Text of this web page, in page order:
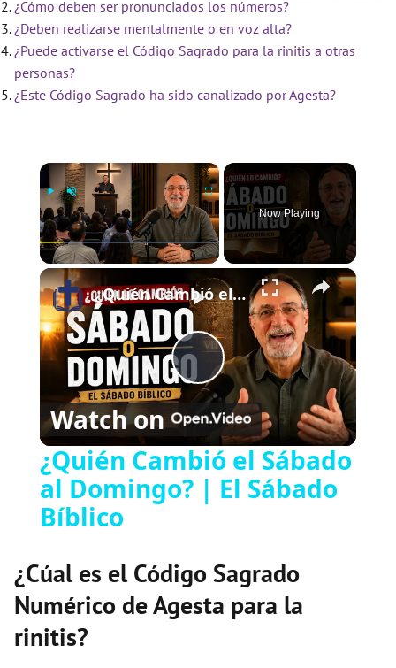
¿Cómo deben ser pronunciados los números?
¿Deben realizarse mentalmente o en voz alta?
¿Puede activarse el Código Sagrado para la rinitis a otras
personas?
¿Este Código Sagrado ha sido canalizado por Agesta?
×
Play Unmute
Now Playing
×
P
V
¿Quién Cambió el Sábado al Domingo? | El Sábado Bíblico
Watch on
¿Quién Cambió el Sábado
al Domingo? | El Sábado
Bíblico
¿Cúal es el Código Sagrado
Numérico de Agesta para la
rinitis?